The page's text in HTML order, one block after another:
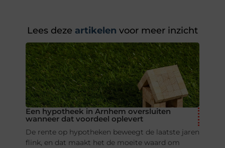
Lees deze artikelen voor meer inzicht
Een hypotheek in Arnhem oversluiten
wanneer dat voordeel oplevert
De rente op hypotheken beweegt de laatste jaren
flink, en dat maakt het de moeite waard om